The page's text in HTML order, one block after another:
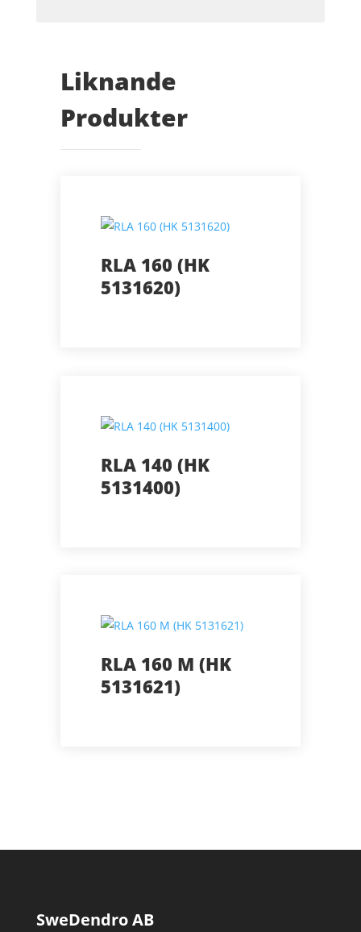
Liknande
Produkter
RLA 160 (HK
5131620)
RLA 140 (HK
5131400)
RLA 160 M (HK
5131621)
SweDendro AB